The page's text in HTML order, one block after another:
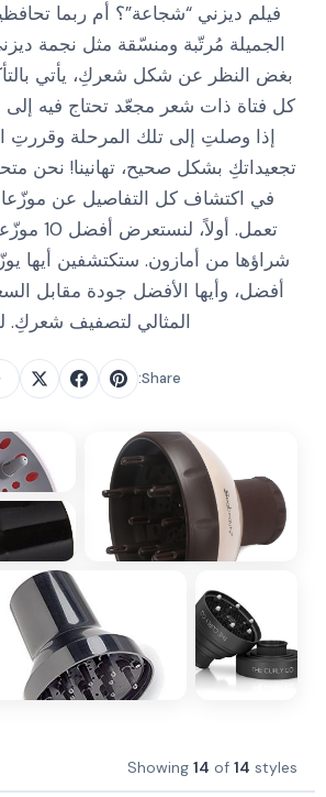
فيلم ديزني “شجاعة”؟ أم ربما
الجميلة مُرتّبة ومنسّقة مثل نجمة
بغض النظر عن شكل شعركِ، يأتي
كل فتاة ذات شعر مجعّد تحتاج فيه إلى
إذا وصلتِ إلى تلك المرحلة وقررتِ
تجعيداتكِ بشكل صحيح، تهانينا! نحن
في اكتشاف كل التفاصيل عن
تعمل.
شراؤها من أمازون. ستكتشفين أيها
أفضل، وأيها الأفضل جودة مقابل
المثالي لتصفيف شعركِ.
Share:
Showing 14 of 14 styles